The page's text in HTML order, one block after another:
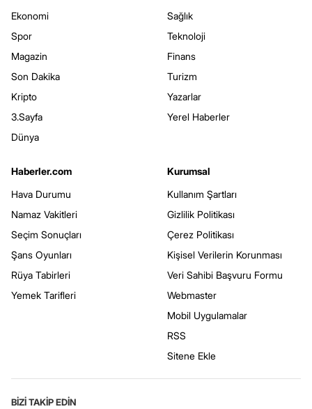
Ekonomi
Spor
Magazin
Son Dakika
Kripto
3.Sayfa
Dünya
Sağlık
Teknoloji
Finans
Turizm
Yazarlar
Yerel Haberler
Haberler.com
Hava Durumu
Namaz Vakitleri
Seçim Sonuçları
Şans Oyunları
Rüya Tabirleri
Yemek Tarifleri
Kurumsal
Kullanım Şartları
Gizlilik Politikası
Çerez Politikası
Kişisel Verilerin Korunması
Veri Sahibi Başvuru Formu
Webmaster
Mobil Uygulamalar
RSS
Sitene Ekle
BİZİ TAKİP EDİN